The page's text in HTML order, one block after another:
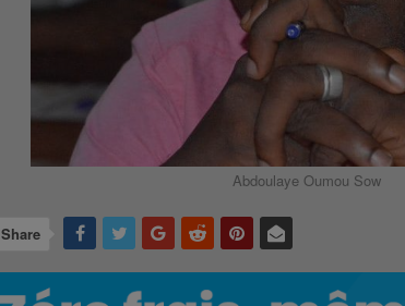
Abdoulaye Oumou Sow
Share